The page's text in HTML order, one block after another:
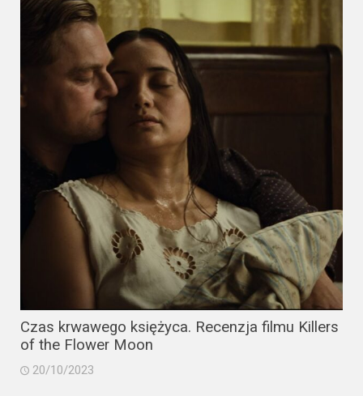
Streaming
Amazon
Prime
Video
Apple
Disney+
Netflix
Sky
Showtime
Czas krwawego księżyca. Recenzja filmu Killers
of the Flower Moon
20/10/2023